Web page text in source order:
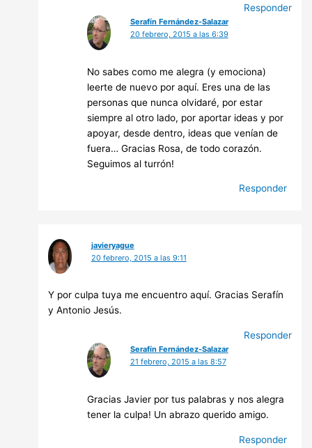
Responder
Serafín Fernández-Salazar
20 febrero, 2015 a las 6:39
No sabes como me alegra (y emociona)
leerte de nuevo por aquí. Eres una de las
personas que nunca olvidaré, por estar
siempre al otro lado, por aportar ideas y por
apoyar, desde dentro, ideas que venían de
fuera… Gracias Rosa, de todo corazón.
Seguimos al turrón!
Responder
javieryague
20 febrero, 2015 a las 9:11
Y por culpa tuya me encuentro aquí. Gracias Serafín
y Antonio Jesús.
Responder
Serafín Fernández-Salazar
21 febrero, 2015 a las 8:57
Gracias Javier por tus palabras y nos alegra
tener la culpa! Un abrazo querido amigo.
Responder